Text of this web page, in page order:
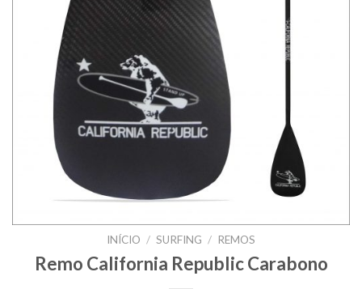
INÍCIO / SURFING / REMOS
Remo California Republic Carabono